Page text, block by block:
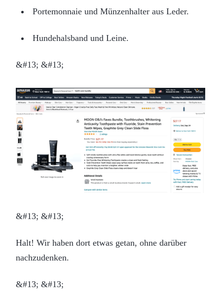
Portemonnaie und Münzenhalter aus Leder.
Hundehalsband und Leine.
&#13; &#13;
&#13; &#13;
Halt! Wir haben dort etwas getan, ohne darüber
nachzudenken.
&#13; &#13;